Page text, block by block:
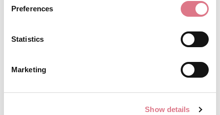
Preferences
Statistics
Marketing
Show details